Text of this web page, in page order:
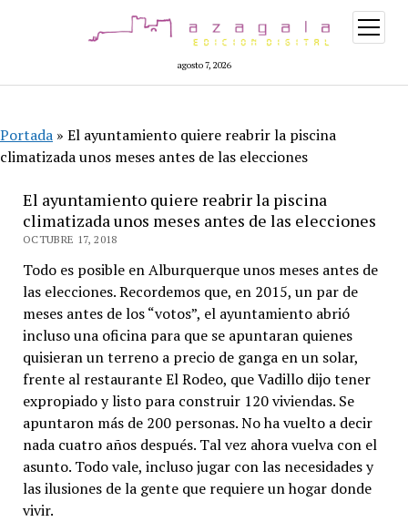
agosto 7, 2026
abrir
menú
Portada » El ayuntamiento quiere reabrir la piscina
climatizada unos meses antes de las elecciones
El ayuntamiento quiere reabrir la piscina
climatizada unos meses antes de las elecciones
OCTUBRE 17, 2018
Todo es posible en Alburquerque unos meses antes de
las elecciones. Recordemos que, en 2015, un par de
meses antes de los “votos”, el ayuntamiento abrió
incluso una oficina para que se apuntaran quienes
quisieran un terreno a precio de ganga en un solar,
frente al restaurante El Rodeo, que Vadillo dijo tener
expropiado y listo para construir 120 viviendas. Se
apuntaron más de 200 personas. No ha vuelto a decir
nada cuatro años después. Tal vez ahora vuelva con el
asunto. Todo vale, incluso jugar con las necesidades y
las ilusiones de la gente que requiere un hogar donde
vivir.